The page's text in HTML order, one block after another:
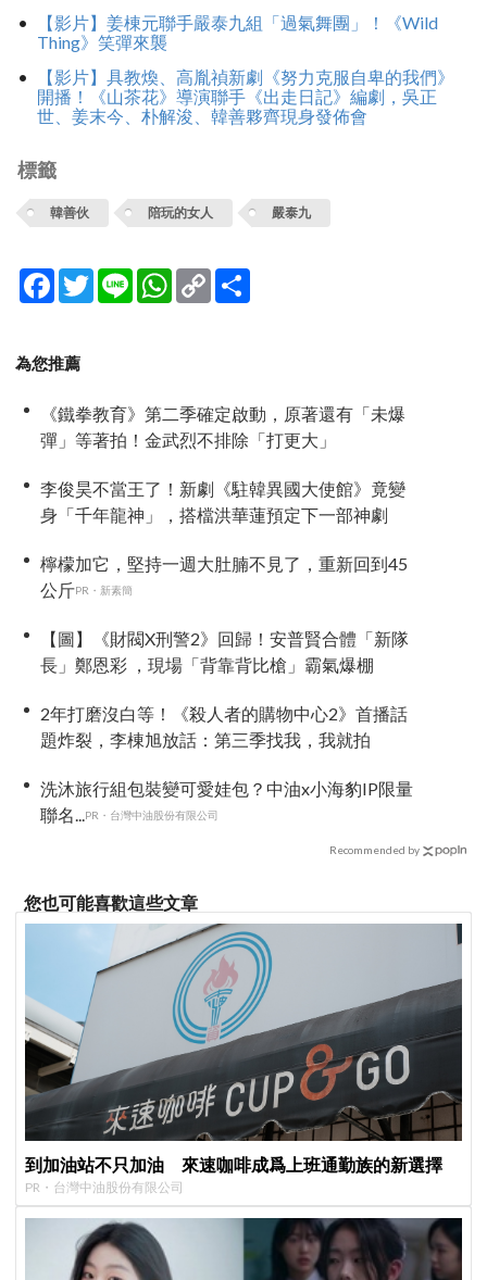
【影片】姜棟元聯手嚴泰九組「過氣舞團」！《Wild
Thing》笑彈來襲
【影片】具教煥、高胤禎新劇《努力克服自卑的我們》
開播！《山茶花》導演聯手《出走日記》編劇，吳正
世、姜末今、朴解浚、韓善夥齊現身發佈會
標籤
韓善伙 陪玩的女人 嚴泰九
Facebook
TwitterLine WhatsApp
Copy
Link
為您推薦
《鐵拳教育》第二季確定啟動，原著還有「未爆
彈」等著拍！金武烈不排除「打更大」
李俊昊不當王了！新劇《駐韓異國大使館》竟變
身「千年龍神」，搭檔洪華蓮預定下一部神劇
檸檬加它，堅持一週大肚腩不見了，重新回到45
公斤PR・新素簡
【圖】《財閥X刑警2》回歸！安普賢合體「新隊
長」鄭恩彩 ，現場「背靠背比槍」霸氣爆棚
2年打磨沒白等！《殺人者的購物中心2》首播話
題炸裂，李棟旭放話：第三季找我，我就拍
洗沐旅行組包裝變可愛娃包？中油x小海豹IP限量
聯名...
PR・台灣中油股份有限公司
Recommended by
您也可能喜歡這些文章
到加油站不只加油 來速咖啡成爲上班通勤族的新選擇
PR・台灣中油股份有限公司